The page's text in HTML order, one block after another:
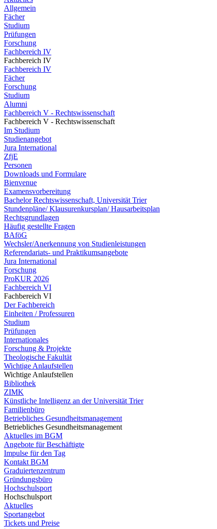
Allgemein
Fächer
Studium
Prüfungen
Forschung
Fachbereich IV
Fachbereich IV
Fachbereich IV
Fächer
Forschung
Studium
Alumni
Fachbereich V - Rechtswissenschaft
Fachbereich V - Rechtswissenschaft
Im Studium
Studienangebot
Jura International
ZfjE
Personen
Downloads und Formulare
Bienvenue
Examensvorbereitung
Bachelor Rechtswissenschaft, Universität Trier
Stundenpläne/ Klausurenkursplan/ Hausarbeitsplan
Rechtsgrundlagen
Häufig gestellte Fragen
BAföG
Wechsler/Anerkennung von Studienleistungen
Referendariats- und Praktikumsangebote
Jura International
Forschung
ProKUR 2026
Fachbereich VI
Fachbereich VI
Der Fachbereich
Einheiten / Professuren
Studium
Prüfungen
Internationales
Forschung & Projekte
Theologische Fakultät
Wichtige Anlaufstellen
Wichtige Anlaufstellen
Bibliothek
ZIMK
Künstliche Intelligenz an der Universität Trier
Familienbüro
Betriebliches Gesundheitsmanagement
Betriebliches Gesundheitsmanagement
Aktuelles im BGM
Angebote für Beschäftigte
Impulse für den Tag
Kontakt BGM
Graduiertenzentrum
Gründungsbüro
Hochschulsport
Hochschulsport
Aktuelles
Sportangebot
Tickets und Preise